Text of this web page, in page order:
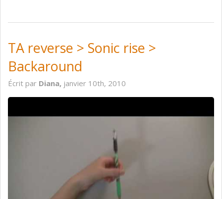
TA reverse > Sonic rise >
Backaround
Écrit par Diana, janvier 10th, 2010